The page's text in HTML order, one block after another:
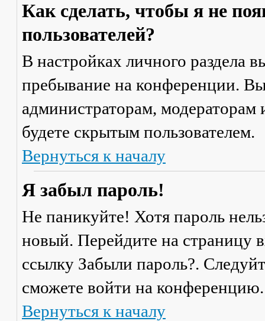
Как сделать, чтобы я не
пользователей?
В настройках личного раздела
пребывание на конференции.
администраторам,
будете скрытым пользователем.
Вернуться к началу
Я забыл пароль!
Не паникуйте! Хотя пароль
новый. Перейдите на страницу
ссылку Забыли пароль?.
сможете войти на конференцию.
Вернуться к началу